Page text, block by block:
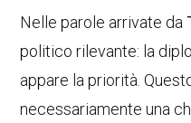
Nelle parole arrivate da
politico rilevante: la
appare la priorità.
necessariamente una